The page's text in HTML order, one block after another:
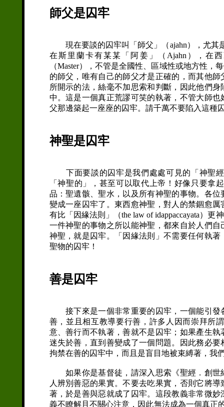
師父是囚牢
現在要談的囚牢叫「師父」（ajahn），尤其
在斯里蘭卡有某某「阿姜」（Ajahn），在
（Master），不管是全國性、區域性或地方性
的師父，唯有自己的師父才是正確的，而其他
所開示的法，絲毫不加思索和判斷，因此他們
中。這是一個真正荒謬可笑的執著，不管大師
父那邊築起一座座的囚牢。請千萬不要陷入這種
神聖是囚牢
下面要談的囚牢是我們處處可見的「神聖經
「神聖的」，甚至可以取代上帝！好像只要拿
品：聖遺骸、聖水，以及所有神聖的事物。各
變成一座囚牢了。東西愈神聖，對人的禁錮愈
有比「因緣法則」（the law of idappaccayata）
一件神聖的事物之所以能神聖，都來自於人們
神聖，就是囚牢。「因緣法則」不需要任何執
聖物的囚牢！
善是囚牢
接下來是一個非常重要的囚牢，一個能引發
善，並且相互教導要行善，許多人因而崇拜所
意、善行而不執著，善就不是囚牢；如果產生
迷失於善，直到善變成了一個問題。因此務必
拘禁在善的囚牢中，而且是盲目地被束縛著，我
如果你是基督徒，請深入思索《聖經．創世
人辨別善惡的果實。不要去吃果實，否則它將
著，於是善與惡就成了囚牢。這段教義非常微
義不瞭解且不關心注意，因此無法成為一個真正